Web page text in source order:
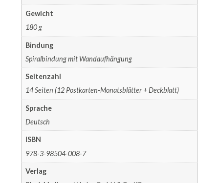
Gewicht
180 g
Bindung
Spiralbindung mit Wandaufhängung
Seitenzahl
14 Seiten (12 Postkarten-Monatsblätter + Deckblatt)
Sprache
Deutsch
ISBN
978-3-98504-008-7
Verlag